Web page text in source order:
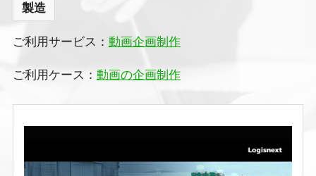
製造
ご利用サービス： 動画企画制作
ご利用ケース： 動画の企画制作